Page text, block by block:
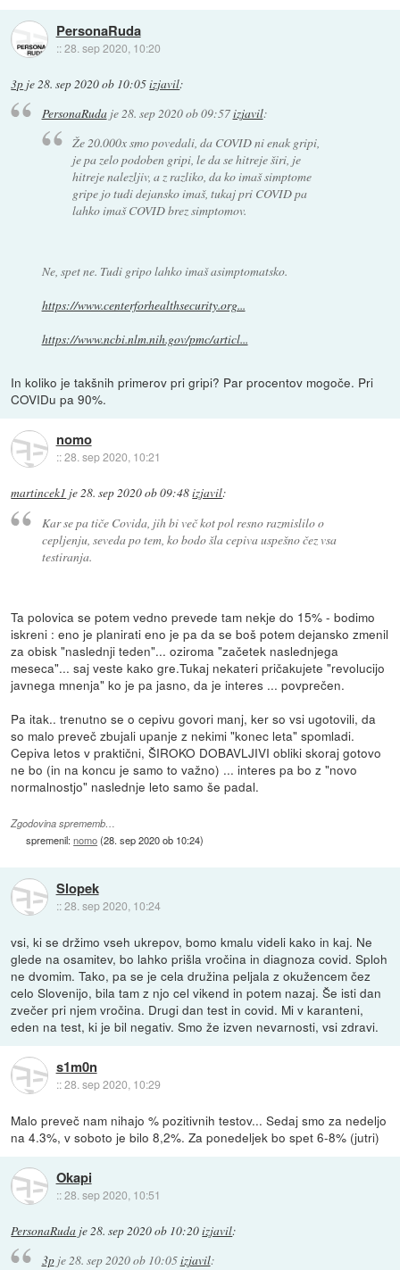
PersonaRuda
::28. sep 2020, 10:20
3p je28. sep 2020 ob 10:05izjavil:
PersonaRudaje28. sep 2020 ob 09:57izjavil:
Že 20.000x smo povedali, da COVID ni enak gripi,
je pa zelo podoben gripi, le da se hitreje širi, je
hitreje nalezljiv, a z razliko, da ko imaš simptome
gripe jo tudi dejansko imaš, tukaj pri COVID pa
lahko imaš COVID brez simptomov.
Ne, spet ne. Tudi gripo lahko imaš asimptomatsko.
https://www.centerforhealthsecurity.org...
https://www.ncbi.nlm.nih.gov/pmc/articl...
In koliko je takšnih primerov pri gripi? Par procentov mogoče. Pri
COVIDu pa 90%.
nomo
::28. sep 2020, 10:21
martincek1 je28. sep 2020 ob 09:48izjavil:
Kar se pa tiče Covida, jih bi več kot pol resno razmislilo o
cepljenju, seveda po tem, ko bodo šla cepiva uspešno čez vsa
testiranja.
Ta polovica se potem vedno prevede tam nekje do 15% - bodimo
iskreni : eno je planirati eno je pa da se boš potem dejansko zmenil
za obisk "naslednji teden"... oziroma "začetek naslednjega
meseca"... saj veste kako gre.Tukaj nekateri pričakujete "revolucijo
javnega mnenja" ko je pa jasno, da je interes ... povprečen.
Pa itak.. trenutno se o cepivu govori manj, ker so vsi ugotovili, da
so malo preveč zbujali upanje z nekimi "konec leta" spomladi.
Cepiva letos v praktični, ŠIROKO DOBAVLJIVI obliki skoraj gotovo
ne bo (in na koncu je samo to važno) ... interes pa bo z "novo
normalnostjo" naslednje leto samo še padal.
Zgodovina sprememb…
spremenil:nomo(28. sep 2020 ob 10:24)
Slopek
::28. sep 2020, 10:24
vsi, ki se držimo vseh ukrepov, bomo kmalu videli kako in kaj. Ne
glede na osamitev, bo lahko prišla vročina in diagnoza covid. Sploh
ne dvomim. Tako, pa se je cela družina peljala z okužencem čez
celo Slovenijo, bila tam z njo cel vikend in potem nazaj. Še isti dan
zvečer pri njem vročina. Drugi dan test in covid. Mi v karanteni,
eden na test, ki je bil negativ. Smo že izven nevarnosti, vsi zdravi.
s1m0n
::28. sep 2020, 10:29
Malo preveč nam nihajo % pozitivnih testov... Sedaj smo za nedeljo
na 4.3%, v soboto je bilo 8,2%. Za ponedeljek bo spet 6-8% (jutri)
Okapi
::28. sep 2020, 10:51
PersonaRuda je28. sep 2020 ob 10:20izjavil:
3pje28. sep 2020 ob 10:05izjavil: